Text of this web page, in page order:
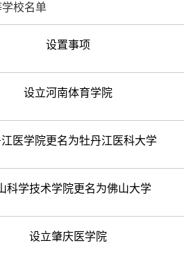
校名单
设置事项
设立河南体育学院
医学院更名为牡丹江医科大学
科学技术学院更名为佛山大学
设立肇庆医学院